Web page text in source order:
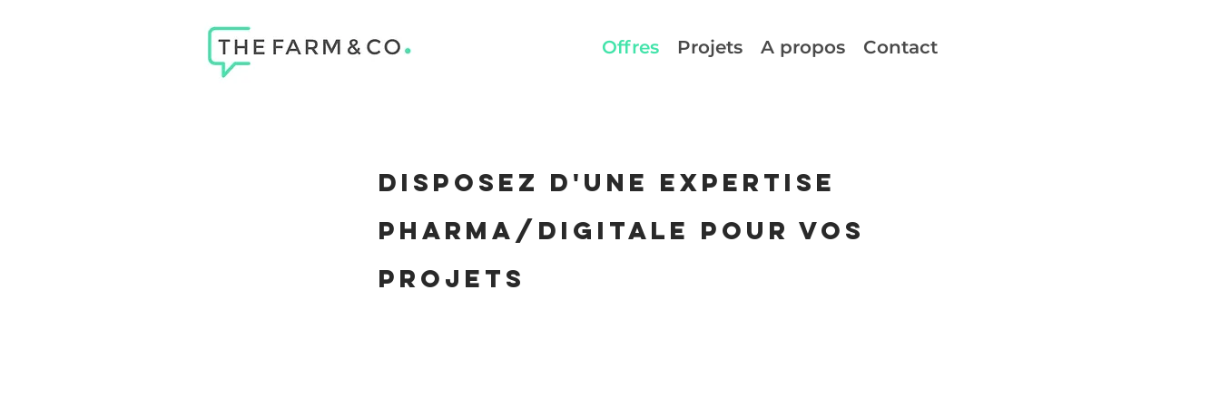
Offres Projets A propos Contact
DISPOSEz d'unE expertise
PHARMA/DIGITALE pour vos
projets